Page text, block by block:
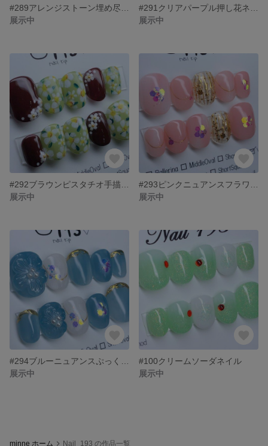
展示中
展示中
展示中
展示中
展示中
#100クリームソーダネイル
展示中
minne ホーム Nail_193 の作品一覧